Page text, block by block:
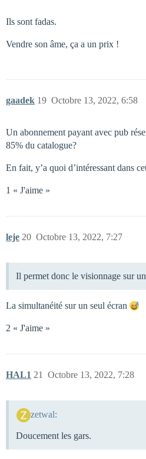
Ils sont fadas.
Vendre son âme, ça a un prix !
gaadek Octobre 13, 2022, 6:58
19
Un abonnement payant avec pub
85% du catalogue?
En fait, y’a quoi d’intéressant dans
1 « J'aime »
leje Octobre 13, 2022, 7:27
20
Il permet donc le visionnage sur
La simultanéité sur un seul écran
2 « J'aime »
HAL1 Octobre 13, 2022, 7:28
21
zetwal:
Doucement les gars.